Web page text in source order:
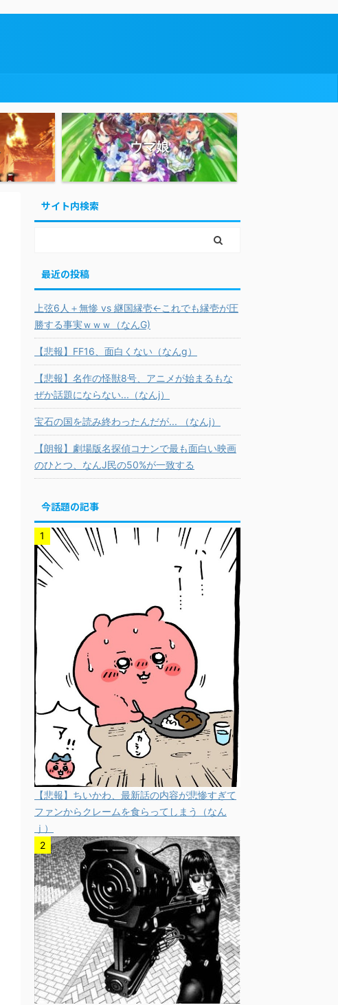
ウマ娘
サイト内検索
最近の投稿
上弦6人＋無惨 vs 継国縁壱←これでも縁壱が圧
勝する事実ｗｗｗ（なんG)
【悲報】FF16、面白くない（なんg）
【悲報】名作の怪獣8号、アニメが始まるもな
ぜか話題にならない...（なんj）
宝石の国を読み終わったんだが... （なんj）
【朗報】劇場版名探偵コナンで最も面白い映画
のひとつ、なんJ民の50%が一致する
今話題の記事
【悲報】ちいかわ、最新話の内容が悲惨すぎて
ファンからクレームを食らってしまう（なん
ｊ）